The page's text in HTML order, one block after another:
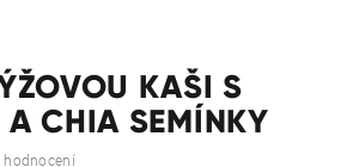
KAŠI S
CHIA SEMÍNKY
hodnocení